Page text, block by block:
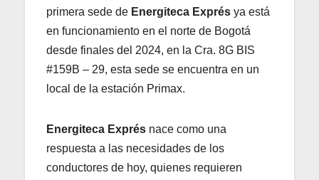
primera sede de Energiteca Exprés ya está
en funcionamiento en el norte de Bogotá
desde finales del 2024, en la Cra. 8G BIS
#159B – 29, esta sede se encuentra en un
local de la estación Primax.
Energiteca Exprés nace como una
respuesta a las necesidades de los
conductores de hoy, quienes requieren